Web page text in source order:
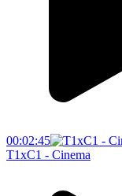
00:02:45
T1xC1 - Cinema